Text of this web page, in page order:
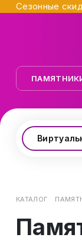
Сезонные
КАТАЛОГ